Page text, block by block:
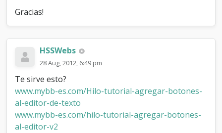
Gracias!
HSSWebs
28 Aug, 2012, 6:49 pm
Te sirve esto?
www.mybb-es.com/Hilo-tutorial-agregar-botones-
al-editor-de-texto
www.mybb-es.com/hilo-tutorial-agregar-botones-
al-editor-v2